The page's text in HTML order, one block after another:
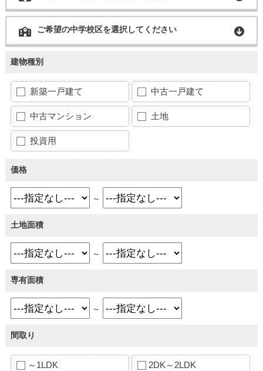
ご希望の中学校区を選択してください
建物種別
新築一戸建て 中古一戸建て
中古マンション 土地
投資用
価格
～
土地面積
～
専有面積
～
間取り
～1LDK 2DK～2LDK